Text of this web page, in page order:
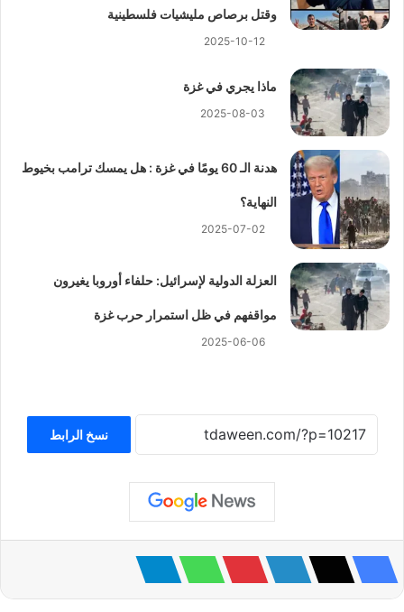
وقتل برصاص مليشيات فلسطينية
2025-10-12
ماذا يجري في غزة
2025-08-03
هدنة الـ 60 يومًا في غزة : هل يمسك ترامب بخيوط
النهاية؟
2025-07-02
العزلة الدولية لإسرائيل: حلفاء أوروبا يغيرون
مواقفهم في ظل استمرار حرب غزة
2025-06-06
نسخ الرابط